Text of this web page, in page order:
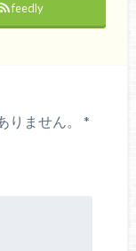
feedly
ません。
*